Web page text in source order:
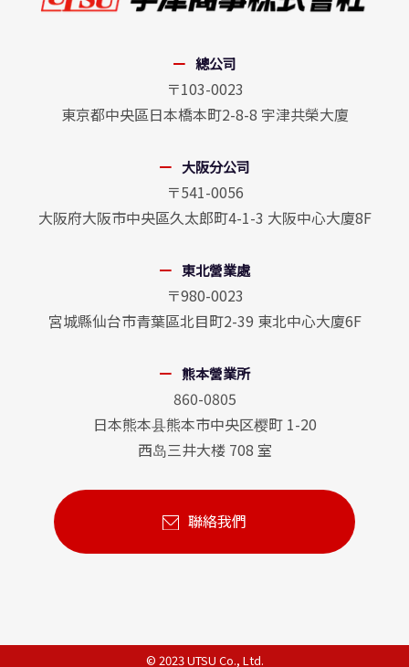
總公司
〒103-0023
東京都中央區日本橋本町2-8-8 宇津共榮大廈
大阪分公司
〒541-0056
大阪府大阪市中央區久太郎町4-1-3 大阪中心大廈8F
東北營業處
〒980-0023
宮城縣仙台市青葉區北目町2-39 東北中心大廈6F
熊本營業所
860-0805
日本熊本县熊本市中央区樱町 1-20
西岛三井大楼 708 室
聯絡我們
© 2023 UTSU Co., Ltd.